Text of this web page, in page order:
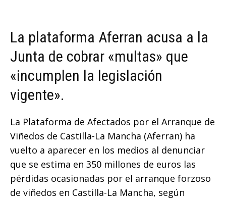
La plataforma Aferran acusa a la
Junta de cobrar «multas» que
«incumplen la legislación
vigente».
La Plataforma de Afectados por el Arranque de
Viñedos de Castilla-La Mancha (Aferran) ha
vuelto a aparecer en los medios al denunciar
que se estima en 350 millones de euros las
pérdidas ocasionadas por el arranque forzoso
de viñedos en Castilla-La Mancha, según